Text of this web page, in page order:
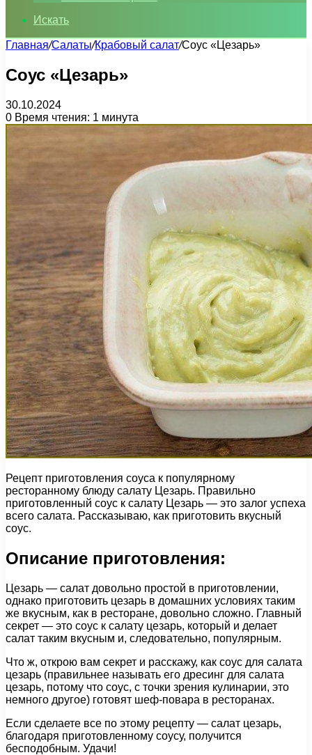
Искать
Главная/Салаты/Крабовый салат/Соус «Цезарь»
Соус «Цезарь»
30.10.2024
0 Время чтения: 1 минута
Рецепт приготовления соуса к популярному
ресторанному блюду салату Цезарь. Правильно
приготовленный соус к салату Цезарь — это залог успеха
всего салата. Рассказываю, как приготовить вкусный
соус.
Описание приготовления:
Цезарь — салат довольно простой в приготовлении,
однако приготовить цезарь в домашних условиях таким
же вкусным, как в ресторане, довольно сложно. Главный
секрет — это соус к салату цезарь, который и делает
салат таким вкусным и, следовательно, популярным.
Что ж, открою вам секрет и расскажу, как соус для салата
цезарь (правильнее называть его дресинг для салата
цезарь, потому что соус, с точки зрения кулинарии, это
немного другое) готовят шеф-повара в ресторанах.
Если сделаете все по этому рецепту — салат цезарь,
благодаря приготовленному соусу, получится
бесподобным. Удачи!